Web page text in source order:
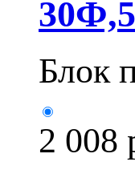
Блок
2 008